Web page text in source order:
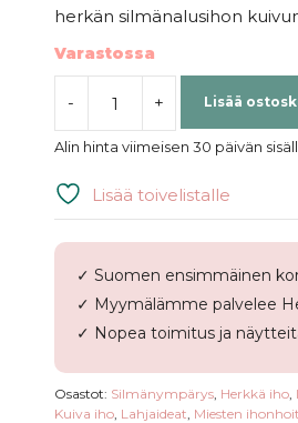
herkän silmänalusihon
Varastossa
-
Hyaluronic
Eye
Gel
+ Lisää
Alin hinta viimeisen 30 päivän
Lisää toivelistalle
✓ Suomen ensimmäinen
✓ Myymälämme palvelee
✓ Nopea toimitus ja
Osastot: Silmänympärys, Herkkä iho,
Kuiva iho, Lahjaideat Miesten